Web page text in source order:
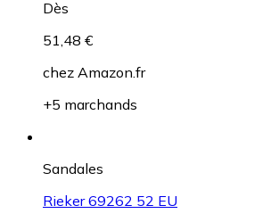
Dès
51,48 €
chez Amazon.fr
+5 marchands
Sandales
Rieker 69262 52 EU